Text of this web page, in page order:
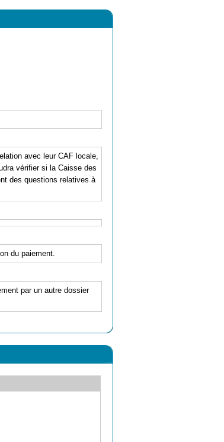
avec leur CAF locale,
vérifier si la Caisse des
des questions relatives à
du paiement.
par un autre dossier